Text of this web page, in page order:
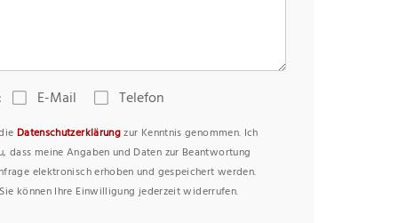
E-Mail Telefon
Datenschutzerklärungzur Kenntnis genommen. Ich
dass meine Angaben und Daten zur Beantwortung
elektronisch erhoben und gespeichert werden.
können Ihre Einwilligung jederzeit widerrufen.